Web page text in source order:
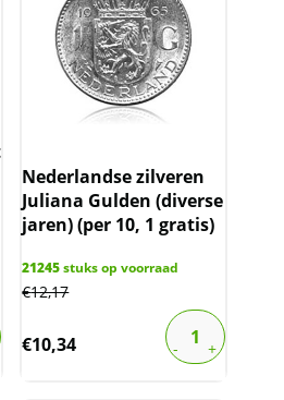
Nederlandse zilveren
Juliana Gulden (diverse
jaren) (per 10, 1 gratis)
21245stuks op voorraad
€12,17
€10,34